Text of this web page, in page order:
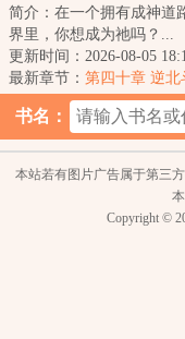
简介：在一个拥有成神道
界里，你想成为祂吗？...
更新时间：2026-08-05
最新章节： 第四十章 逆北
书名：
本站若有图片广告属于第三
Copyright ©